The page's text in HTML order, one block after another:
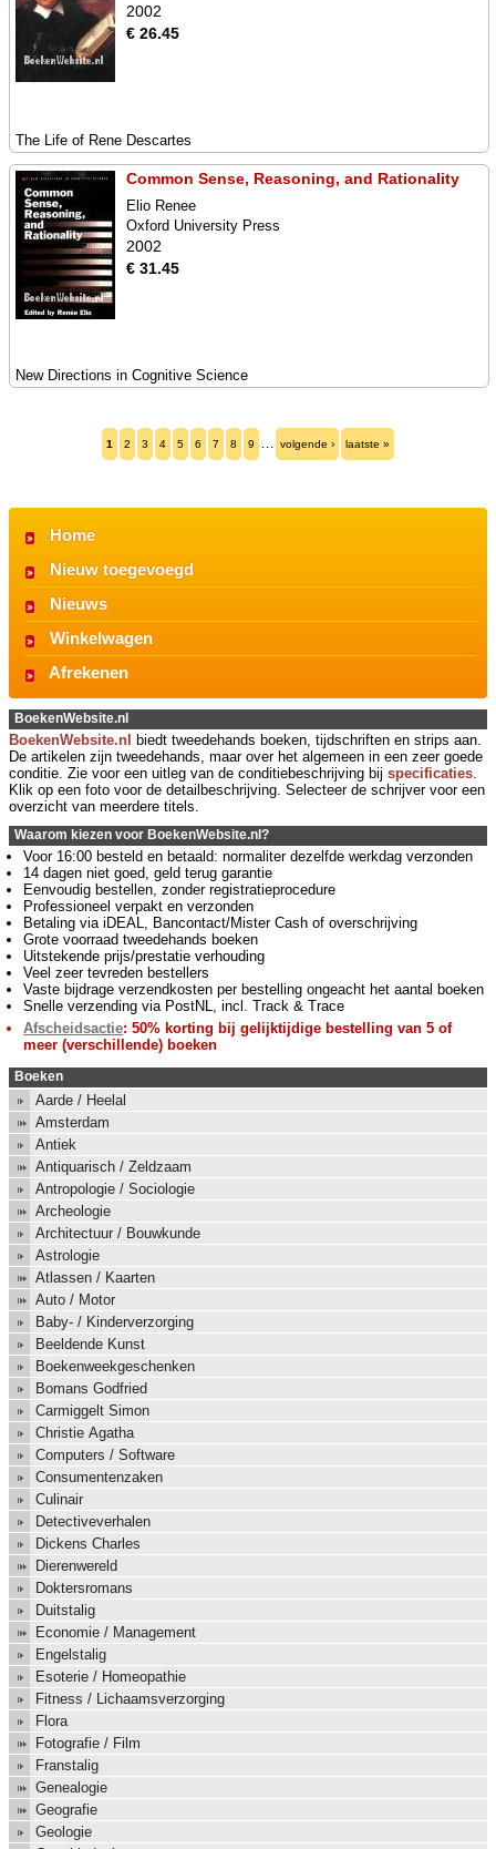
2002
€ 26.45
The Life of Rene Descartes
Common Sense, Reasoning, and Rationality
Elio Renee
Oxford University Press
2002
€ 31.45
New Directions in Cognitive Science
1 2 3 4 5 6 7 8 9 … volgende › laatste »
Home
Nieuw toegevoegd
Nieuws
Winkelwagen
Afrekenen
BoekenWebsite.nl
BoekenWebsite.nl biedt tweedehands boeken, tijdschriften en strips aan.
De artikelen zijn tweedehands, maar over het algemeen in een zeer goede
conditie. Zie voor een uitleg van de conditiebeschrijving bij specificaties
Klik op een foto voor de detailbeschrijving. Selecteer de schrijver voor een
overzicht van meerdere titels.
Waarom kiezen voor BoekenWebsite.nl?
Voor 16:00 besteld en betaald: normaliter dezelfde werkdag verzonden
14 dagen niet goed, geld terug garantie
Eenvoudig bestellen, zonder registratieprocedure
Professioneel verpakt en verzonden
Betaling via iDEAL, Bancontact/Mister Cash of overschrijving
Grote voorraad tweedehands boeken
Uitstekende prijs/prestatie verhouding
Veel zeer tevreden bestellers
Vaste bijdrage verzendkosten per bestelling ongeacht het aantal boeken
Snelle verzending via PostNL, incl. Track & Trace
Afscheidsactie: 50% korting bij gelijktijdige bestelling van 5 of
meer (verschillende) boeken
Boeken
Aarde / Heelal
Amsterdam
Antiek
Antiquarisch / Zeldzaam
Antropologie / Sociologie
Archeologie
Architectuur / Bouwkunde
Astrologie
Atlassen / Kaarten
Auto / Motor
Baby- / Kinderverzorging
Beeldende Kunst
Boekenweekgeschenken
Bomans Godfried
Carmiggelt Simon
Christie Agatha
Computers / Software
Consumentenzaken
Culinair
Detectiveverhalen
Dickens Charles
Dierenwereld
Doktersromans
Duitstalig
Economie / Management
Engelstalig
Esoterie / Homeopathie
Fitness / Lichaamsverzorging
Flora
Fotografie / Film
Franstalig
Genealogie
Geografie
Geologie